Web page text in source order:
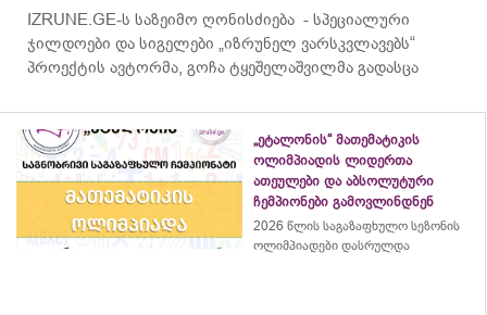
IZRUNE.GE-ს საზეიმო ღონისძიება - სპეციალური
ჯილდოები და სიგელები „იზრუნელ ვარსკვლავებს“
პროექტის ავტორმა, გოჩა ტყეშელაშვილმა გადასცა
„ეტალონის“ მათემატიკის
ოლიმპიადის ლიდერთა
ათეულები და აბსოლუტური
ჩემპიონები გამოვლინდნენ
2026 წლის საგაზაფხულო სეზონის
ოლიმპიადები დასრულდა